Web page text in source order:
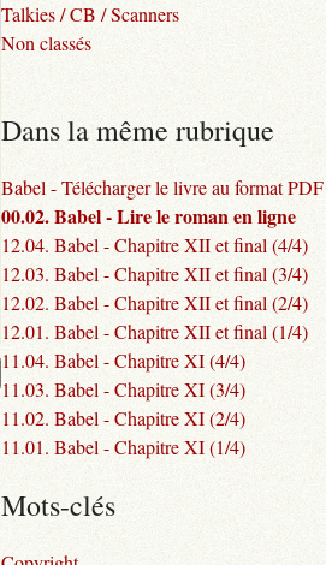
Talkies / CB / Scanners
Non classés
Dans la même rubrique
Babel - Télécharger le livre au format PDF
00.02. Babel - Lire le roman en ligne
12.04. Babel - Chapitre XII et final (4/4)
12.03. Babel - Chapitre XII et final (3/4)
12.02. Babel - Chapitre XII et final (2/4)
12.01. Babel - Chapitre XII et final (1/4)
11.04. Babel - Chapitre XI (4/4)
11.03. Babel - Chapitre XI (3/4)
11.02. Babel - Chapitre XI (2/4)
11.01. Babel - Chapitre XI (1/4)
Mots-clés